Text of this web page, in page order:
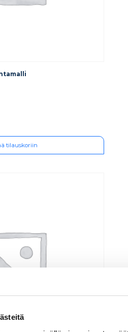
tilauskoriin